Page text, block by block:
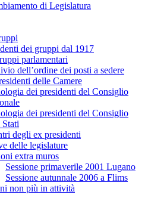
di Legislatura
dei gruppi dal 1917
parlamentari
dell’ordine dei posti a sedere
delle Camere
dei presidenti del Consiglio
dei presidenti del Consiglio
Stati
degli ex presidenti
delle legislature
extra muros
Sessione primaverile 2001 Lugano
Sessione autunnale 2006 a Flims
non più in attività